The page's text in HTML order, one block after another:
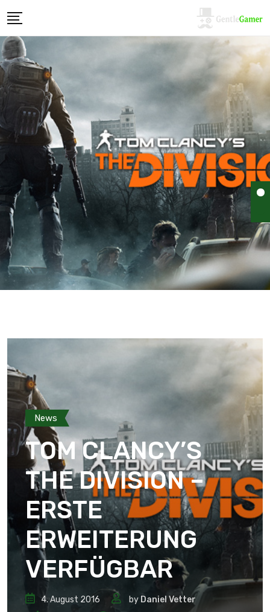
News
TOM CLANCY’S
THE DIVISION –
ERSTE
ERWEITERUNG
VERFÜGBAR
4. August 2016 by Daniel Vetter